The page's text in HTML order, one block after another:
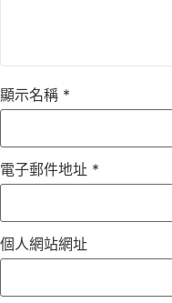
顯示名稱 *
電子郵件地址 *
個人網站網址